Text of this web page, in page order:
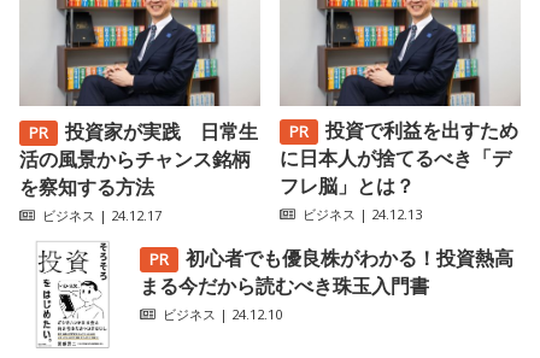
投資家が実践 日常生
活の風景からチャンス銘柄
を察知する方法
ビジネス | 24.12.17
投資で利益を出すため
に日本人が捨てるべき「デ
フレ脳」とは？
ビジネス | 24.12.13
初心者でも優良株がわかる！投資熱高
まる今だから読むべき珠玉入門書
ビジネス | 24.12.10